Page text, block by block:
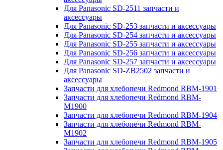
Для Panasonic SD-2511 запчасти и
аксессуары
Для Panasonic SD-253 запчасти и аксессуары
Для Panasonic SD-254 запчасти и аксессуары
Для Panasonic SD-255 запчасти и аксессуары
Для Panasonic SD-256 запчасти и аксессуары
Для Panasonic SD-257 запчасти и аксессуары
Для Panasonic SD-ZB2502 запчасти и
аксессуары
Запчасти для хлебопечи Redmond RBM-1901
Запчасти для хлебопечи Redmond RBM-
M1900
Запчасти для хлебопечи Redmond RBM-1904
Запчасти для хлебопечи Redmond RBM-
M1902
Запчасти для хлебопечи Redmond RBM-1905